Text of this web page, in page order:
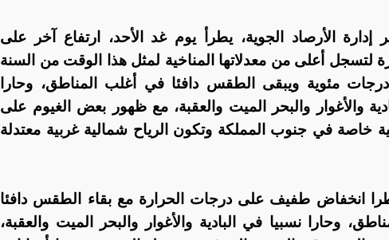
الأرصاد الجوية، يطرأ يوم غد الأحد، ارتفاع آخر على
لتسجل أعلى من معدلاتها المناخية لمثل هذا الوقت من السنة
بحوالي 5-6 درجات مئوية ويبقى الطقس دافئا في أغلب المناطق، وحارا
والأغوار والبحر الميت والعقبة، مع ظهور بعض الغيوم على
خاصة في جنوب المملكة وتكون الرياح شمالية غربية معتدلة
يطرا انخفاض طفيف على درجات الحرارة مع بقاء الطقس دافئا
وحارا نسبيا في البادية والأغوار والبحر الميت والعقبة،